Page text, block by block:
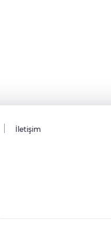
İletişim